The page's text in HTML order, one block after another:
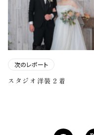
次のレポート
スタジオ洋装２着